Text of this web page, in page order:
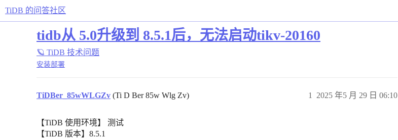
TiDB 的问答社区
tidb从 5.0升级到 8.5.1后，无法启动tikv-20160
🪐 TiDB 技术问题
安装部署
TiDBer_85wWLGZv (Ti D Ber 85w Wlg Zv) 2025 年5 月 29 日 06:10
1
【TiDB 使用环境】 测试
【TiDB 版本】8.5.1